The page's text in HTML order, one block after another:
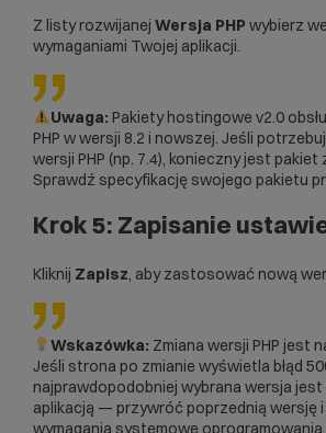
Z listy rozwijanej Wersja PHP wybierz
wymaganiami Twojej aplikacji.
Uwaga: Pakiety hostingowe v2.0
PHP w wersji 8.2 i nowszej. Jeśli
wersji PHP (np. 7.4), konieczny jest pakiet
Sprawdź specyfikację swojego pakietu
Krok 5: Zapisanie
Kliknij Zapisz, aby zastosować nową
Wskazówka: Zmiana wersji PHP jest
Jeśli strona po zmianie wyświetla błąd
najprawdopodobniej wybrana wersja
aplikacją — przywróć poprzednią wersję
wymagania systemowe oprogramowania.